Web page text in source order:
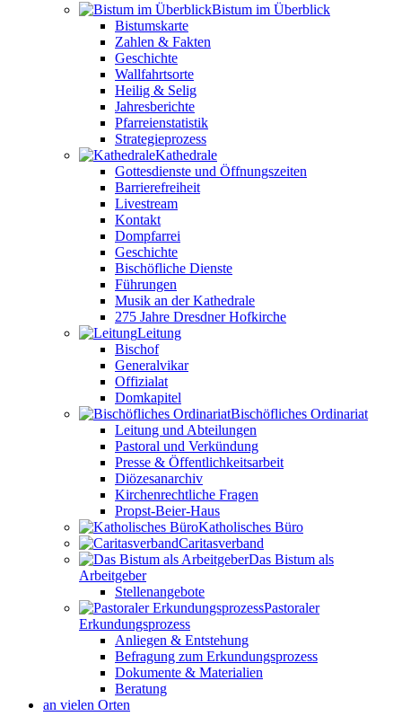
Bistum im Überblick
Bistumskarte
Zahlen & Fakten
Geschichte
Wallfahrtsorte
Heilig & Selig
Jahresberichte
Pfarreienstatistik
Strategieprozess
Kathedrale
Gottesdienste und Öffnungszeiten
Barrierefreiheit
Livestream
Kontakt
Dompfarrei
Geschichte
Bischöfliche Dienste
Führungen
Musik an der Kathedrale
275 Jahre Dresdner Hofkirche
Leitung
Bischof
Generalvikar
Offizialat
Domkapitel
Bischöfliches Ordinariat
Leitung und Abteilungen
Pastoral und Verkündung
Presse & Öffentlichkeitsarbeit
Diözesanarchiv
Kirchenrechtliche Fragen
Propst-Beier-Haus
Katholisches Büro
Caritasverband
Das Bistum als
Arbeitgeber
Stellenangebote
Pastoraler
Erkundungsprozess
Anliegen & Entstehung
Befragung zum Erkundungsprozess
Dokumente & Materialien
Beratung
an vielen Orten